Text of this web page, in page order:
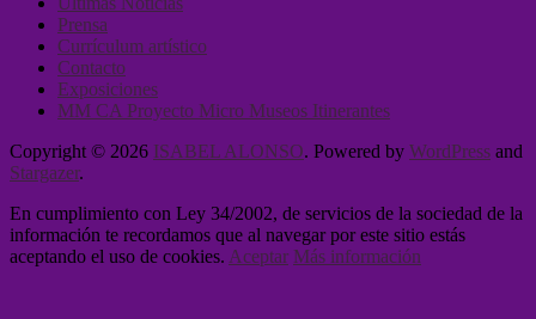
Prensa
Currículum artístico
Contacto
Exposiciones
MM CA Proyecto Micro Museos Itinerantes
Copyright © 2026 ISABEL ALONSO. Powered by WordPress and
Stargazer.
En cumplimiento con Ley 34/2002, de servicios de la sociedad de la
información te recordamos que al navegar por este sitio estás
aceptando el uso de cookies. Aceptar Más información